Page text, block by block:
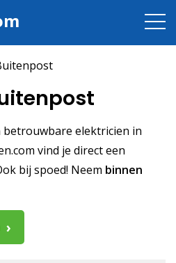
betrouwbare elektricien in
vind je direct een
bij spoed! Neem binnen